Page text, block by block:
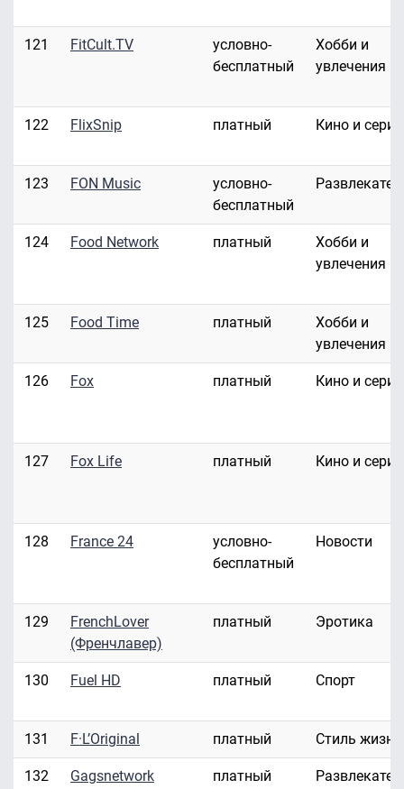
121 FitCult.TV
условно-
бесплатный
Хобби и
увлечения
122 FlixSnip платный Кино и
123 FON Music
условно-
бесплатный
124 Food Network платный
Хобби и
увлечения
125 Food Time платный
Хобби и
увлечения
126 Fox платный Кино и
127 Fox Life платный Кино и
128 France 24
условно-
бесплатный
Новости
129
FrenchLover
(Френчлавер)
платный Эротика
130 Fuel HD платный Спорт
131 F·L’Original платный Стиль жизни
132 Gagsnetwork платный